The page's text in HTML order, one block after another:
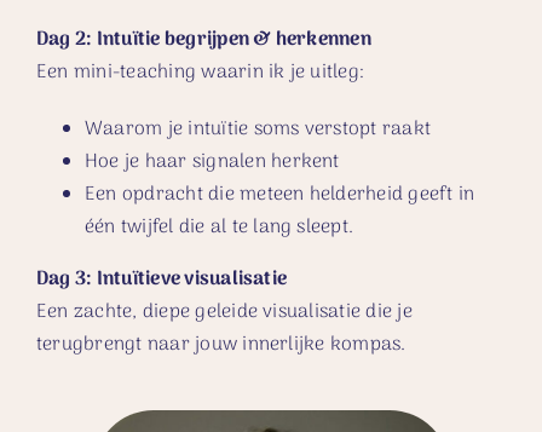
Dag 2: Intuïtie begrijpen & herkennen
Een mini-teaching waarin ik je uitleg:
Waarom je intuïtie soms verstopt raakt
Hoe je haar signalen herkent
Een opdracht die meteen helderheid geeft in
één twijfel die al te lang sleept.
Dag 3: Intuïtieve visualisatie
Een zachte, diepe geleide visualisatie die je
terugbrengt naar jouw innerlijke kompas.